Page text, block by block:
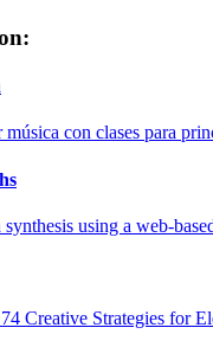
música con clases para
using a web-
Creative Strategies for